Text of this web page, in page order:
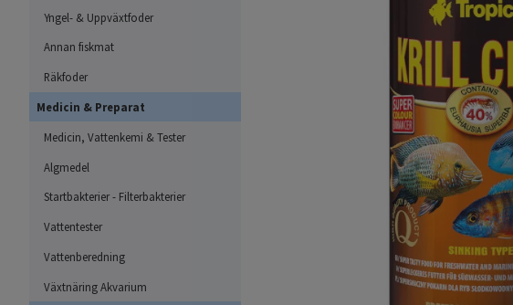
Yngel- & Uppväxtfoder
Annan fiskmat
Räkfoder
Medicin & Preparat
Medicin, Vattenkemi & Tester
Algmedel
Startbakterier - Filterbakterier
Vattentester
Vattenberedning
Växtnäring Akvarium